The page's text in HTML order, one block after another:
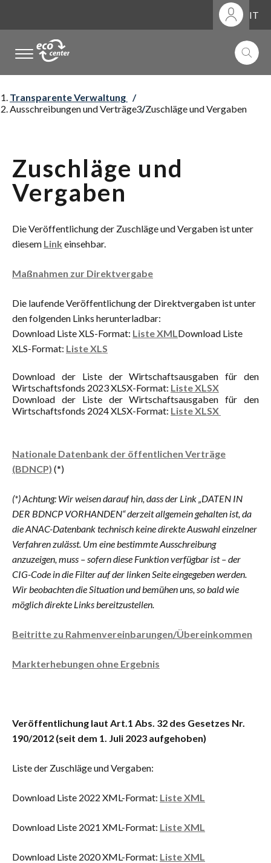
IT
..
Transparente Verwaltung
Ausschreibungen und Verträge
Zuschläge und Vergaben
Zuschläge und
Vergaben
Die Veröffentlichung der Zuschläge und Vergaben ist unter
diesem Link einsehbar.
Maßnahmen zur Direktvergabe
Die laufende Veröffentlichung der Direktvergaben ist unter
den folgenden Links herunterladbar:
Download Liste XLS-Format: Liste XML Download Liste
XLS-Format: Liste XLS
Download der Liste der Wirtschaftsausgaben für den
Wirtschaftsfonds 2023 XLSX-Format: Liste XLSX
Download der Liste der Wirtschaftsausgaben für den
Wirtschaftsfonds 2024 XLSX-Format: Liste XLSX
Nationale Datenbank der öffentlichen Verträge
(BDNCP) (*)
(*) Achtung: Wir weisen darauf hin, dass der Link „DATEN IN
DER BDNCP VORHANDEN“ derzeit allgemein gehalten ist, da
die ANAC-Datenbank technisch keine direkte Auswahl einzelner
Verfahren zulässt. Um eine bestimmte Ausschreibung
anzuzeigen, muss – sofern diese Funktion verfügbar ist – der
CIG-Code in die Filter auf der linken Seite eingegeben werden.
Wir beobachten die Situation und bemühen uns, so bald wie
möglich direkte Links bereitzustellen.
Beitritte zu Rahmenvereinbarungen/Übereinkommen
Markterhebungen ohne Ergebnis
Veröffentlichung laut Art.1 Abs. 32 des Gesetzes Nr.
190/2012 (seit dem 1. Juli 2023 aufgehoben)
Liste der Zuschläge und Vergaben:
Download Liste 2022 XML-Format: Liste XML
Download Liste 2021 XML-Format: Liste XML
Download Liste 2020 XML-Format: Liste XML